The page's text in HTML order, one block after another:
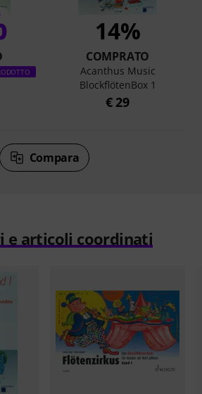
14%
COMPRATO
Acanthus Music
BlockflötenBox 1
€ 29
Compara
e articoli coordinati